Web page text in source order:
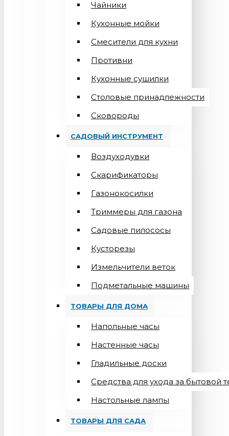
Чайники
Кухонные мойки
Смесители для кухни
Противни
Кухонные сушилки
Столовые принадлежности
Сковороды
САДОВЫЙ ИНСТРУМЕНТ
Воздуходувки
Скарификаторы
Газонокосилки
Триммеры для газона
Садовые пилососы
Кусторезы
Измельчители веток
Подметальные машины
ТОВАРЫ ДЛЯ ДОМА
Напольные часы
Настенные часы
Гладильные доски
Средства для ухода за бытовой
Настольные лампы
ТОВАРЫ ДЛЯ САДА